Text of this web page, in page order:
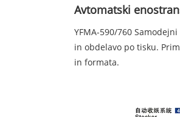
Avtomatski
YFMA-590/760
in obdelavo po tisku.
in formata.